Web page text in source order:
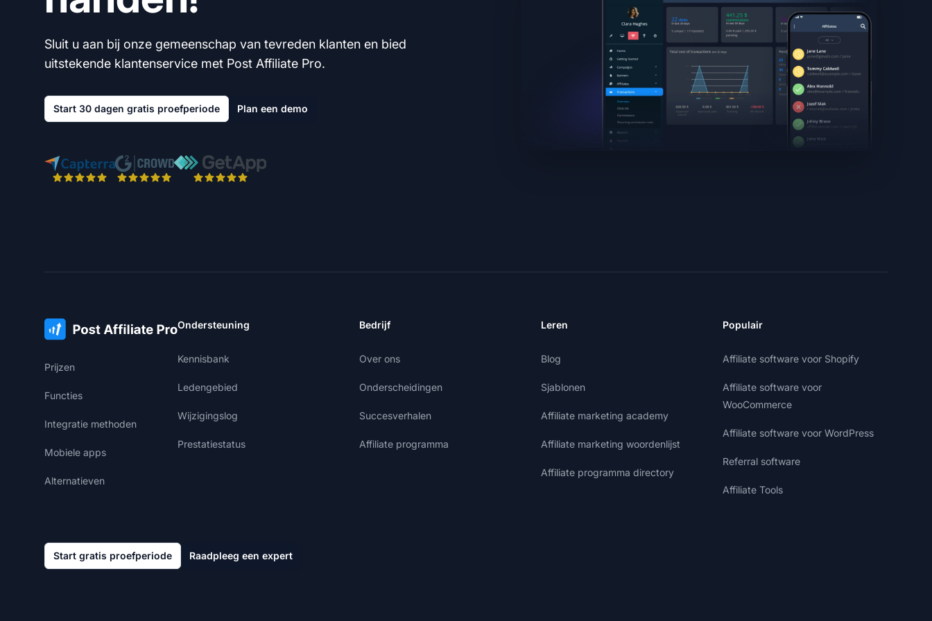
Sluit u aan bij onze gemeenschap van tevreden klanten en bied
uitstekende klantenservice met Post Affiliate Pro.
Start 30 dagen gratis proefperiode Plan een demo
Prijzen
Functies
Integratie methoden
Mobiele apps
Alternatieven
Ondersteuning
Kennisbank
Ledengebied
Wijzigingslog
Prestatiestatus
Bedrijf
Over ons
Onderscheidingen
Succesverhalen
Affiliate programma
Leren
Blog
Sjablonen
Affiliate marketing academy
Affiliate marketing woordenlijst
Affiliate programma directory
Populair
Affiliate software voor Shopify
Affiliate software voor
WooCommerce
Affiliate software voor WordPress
Referral software
Affiliate Tools
Start gratis proefperiode Raadpleeg een expert